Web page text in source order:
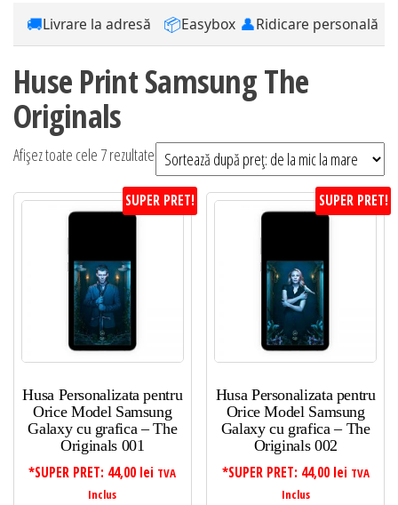
🚚Livrare la adresă 📦Easybox 👤Ridicare personală
Huse Print Samsung The
Originals
Afișez toate cele 7 rezultate Sortat
după
preț:
SUPER PRET!
Husa Personalizata pentru
Orice Model Samsung
Galaxy cu grafica – The
Originals 001
*SUPER PRET: 44,00 lei TVA
Inclus
SUPER PRET!
Husa Personalizata pentru
Orice Model Samsung
Galaxy cu grafica – The
Originals 002
*SUPER PRET: 44,00 lei TVA
Inclus